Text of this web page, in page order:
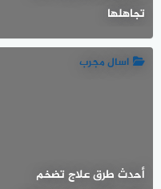
تجاهلها
اسال مجرب
أحدث طرق علاج تضخم